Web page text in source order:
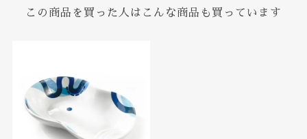
この商品を買った人はこんな商品も買っています